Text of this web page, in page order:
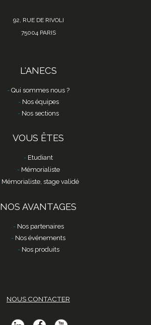
92, RUE DE RIVOLI
75004 PARIS
L'ANECS
Qui sommes nous ?
Nos équipes
Nos sections
VOUS ÊTES
Etudiant
Mémorialiste
Mémorialiste, stage validé
NOS AVANTAGES
Nos partenaires
Nos événements
Nos produits
NOUS CONTACTER